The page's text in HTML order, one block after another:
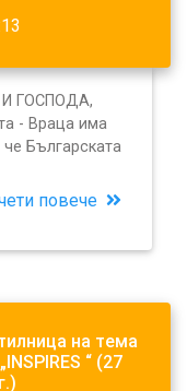
ГОСПОДА,
- Враца има
Българската
повече
на тема
“ (27